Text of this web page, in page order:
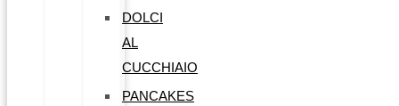
DOLCI
AL
CUCCHIAIO
PANCAKES